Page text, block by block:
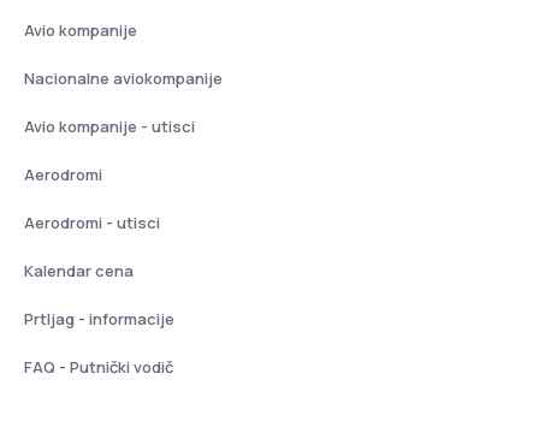
Avio kompanije
Nacionalne aviokompanije
Avio kompanije - utisci
Aerodromi
Aerodromi - utisci
Kalendar cena
Prtljag - informacije
FAQ - Putnički vodič